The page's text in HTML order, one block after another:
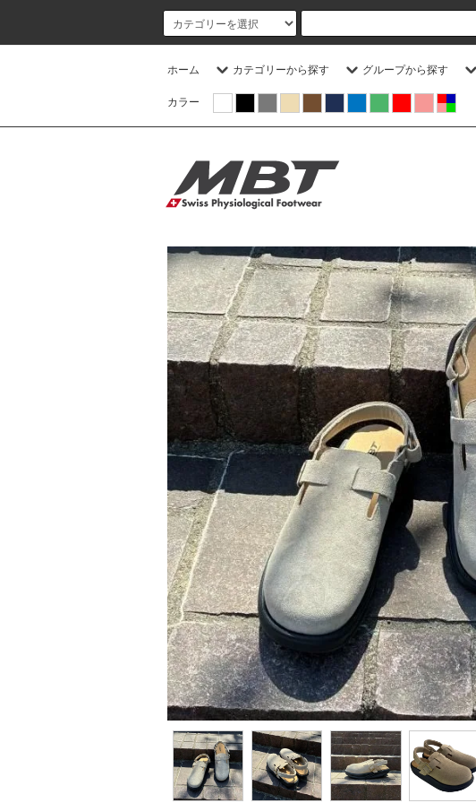
ホーム カテゴリーから探す グループから探す
カラー